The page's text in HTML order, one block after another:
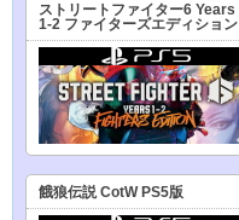
ストリートファイター6 Years
1-2 ファイターズエディション
餓狼伝説 CotW PS5版